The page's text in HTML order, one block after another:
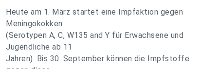
Heute am 1. März startet eine Impfaktion gegen
Meningokokken
(Serotypen A, C, W135 and Y für Erwachsene und
Jugendliche ab 11
Jahren). Bis 30. September können die Impfstoffe